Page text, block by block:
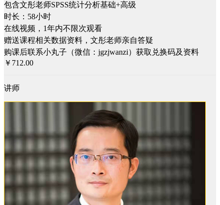
包含文彤老师SPSS统计分析基础+高级
时长：58小时
在线视频，1年内不限次观看
赠送课程相关数据资料，文彤老师亲自答疑
购课后联系小丸子（微信：jgzjwanzi）获取兑换码及资料
￥712.00
讲师